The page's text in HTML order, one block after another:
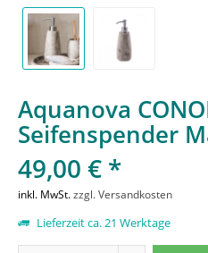
Aquanova
Seifenspender
49,00 € *
inkl. MwSt.zzgl. Versandkosten
Lieferzeit ca. 21 Werktage